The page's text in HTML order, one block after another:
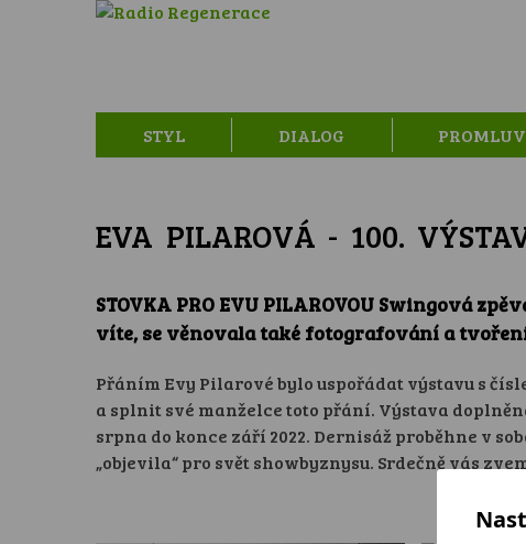
STYL DIALOG
EVA PILAROVÁ - 100.
STOVKA PRO EVU PILAROVOU Swingová
víte, se věnovala také fotografování a
Přáním Evy Pilarové bylo uspořádat výstavu s
a splnit své manželce toto přání. Výstava
srpna do konce září 2022. Dernisáž proběhne v
„objevila“ pro svět showbyznysu. Srdečně vás